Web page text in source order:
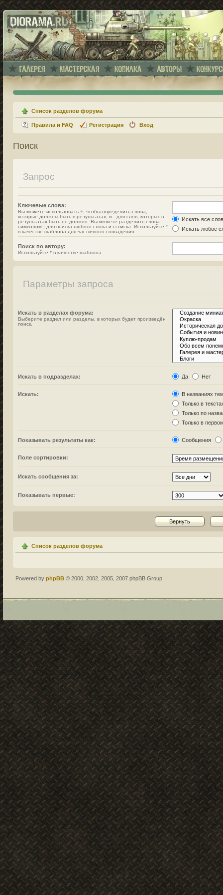
Список разделов форума
Правила и FAQ Регистрация Вход
Поиск
Запрос
Ключевые слова:
Вы можете использовать + , чтобы определить слова,
которые должны быть в результатах, и - для слов, которых в
результатах быть не должно. Вы можете разделить слова
символом | для поиска любого слова из списка. Используйте *
в качестве шаблона для частичного совпадения.
Искать все
Искать любое
Поиск по автору:
Используйте * в качестве шаблона.
Параметры запроса
Искать в разделах форума:
Выберите раздел или разделы, в которых будет произведён
поиск.
Искать в подразделах: Да Нет
Искать:
В названиях
Только в
Только по
Только в
Показывать результаты как: Сообщения
Поле сортировки:
Искать сообщения за:
Показывать первые:
Список разделов форума
Powered by phpBB © 2000, 2002, 2005, 2007 phpBB Group